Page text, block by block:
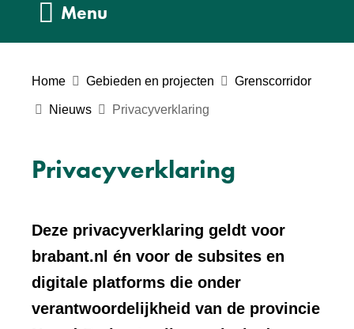
e
Menu
Home Gebieden en projecten Grenscorridor
Nieuws Privacyverklaring
Privacyverklaring
Deze privacyverklaring geldt voor
brabant.nl én voor de subsites en
digitale platforms die onder
verantwoordelijkheid van de provincie